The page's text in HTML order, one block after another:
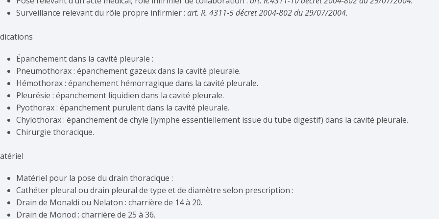
Surveillance relevant du rôle propre infirmier :art. R. 4311-5 décret 2004-802 du 29/07/2004.
Épanchement dans la cavité pleurale :
Pneumothorax : épanchement gazeux dans la cavité pleurale.
Hémothorax : épanchement hémorragique dans la cavité pleurale.
Pleurésie : épanchement liquidien dans la cavité pleurale.
Pyothorax : épanchement purulent dans la cavité pleurale.
Chylothorax : épanchement de chyle (lymphe essentiellement issue du tube digestif) dans la cavité pleurale.
Chirurgie thoracique.
Matériel pour la pose du drain thoracique :
Cathéter pleural ou drain pleural de type et de diamètre selon prescription :
Drain de Monaldi ou Nelaton : charrière de 14 à 20.
Drain de Monod : charrière de 25 à 36.